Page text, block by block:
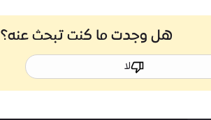
هل وجدت ما كنت تبحث عنه؟
لا